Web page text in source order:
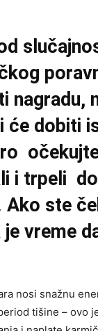
nagradu,
će dobiti
i trpeli
Ako ste
vreme
nosi snažnu
tišine – ovo